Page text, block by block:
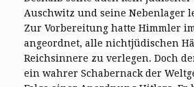
Auschwitz und seine Nebenlager
Zur Vorbereitung hatte Himmler
angeordnet, alle nichtjüdischen
Reichsinnere zu verlegen. Doch
ein wahrer Schabernack der